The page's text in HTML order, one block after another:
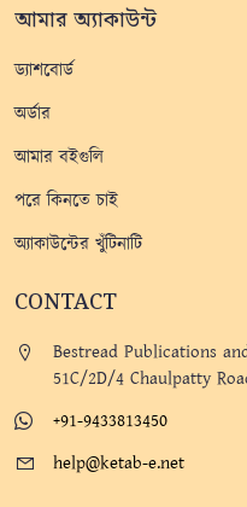
আমার অ্যাকাউন্ট
ড্যাশবোর্ড
অর্ডার
আমার বইগুলি
পরে কিনতে চাই
অ্যাকাউন্টের খুঁটিনাটি
CONTACT
Bestread Publications
51C/2D/4 Chaulpatty
+91-9433813450
help@ketab-e.net